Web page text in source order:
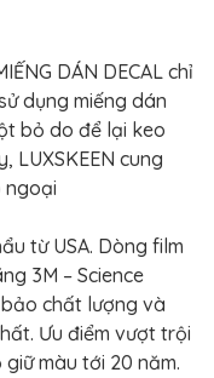
DÁN DECAL chỉ
dụng miếng dán
bỏ do để lại keo
LUXSKEEN cung
ngoại
từ USA. Dòng film
3M – Science
chất lượng và
Ưu điểm vượt trội
màu tới 20 năm.